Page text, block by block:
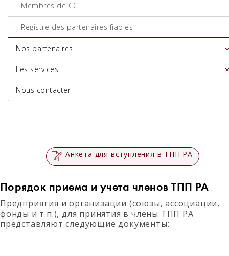
Membres de CCI
Registre des partenaires fiables
Nos partenaires
Les services
Nous contacter
Анкета для вступления в ТПП РА
Порядок приема и учета членов ТПП РА
Предприятия и организации (союзы, ассоциации,
фонды и т.п.), для принятия в члены ТПП РА
представляют следующие документы: